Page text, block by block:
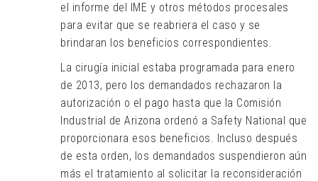
el informe del IME y otros métodos procesales
para evitar que se reabriera el caso y se
brindaran los beneficios correspondientes.
La cirugía inicial estaba programada para enero
de 2013, pero los demandados rechazaron la
autorización o el pago hasta que la Comisión
Industrial de Arizona ordenó a Safety National que
proporcionara esos beneficios. Incluso después
de esta orden, los demandados suspendieron aún
más el tratamiento al solicitar la reconsideración